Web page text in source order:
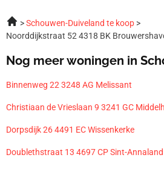
Schouwen-Duiveland te koop
Noorddijkstraat 52 4318 BK
Nog meer woningen in
Binnenweg 22 3248 AG Melissant
Christiaan de Vrieslaan 9 3241 GC
Dorpsdijk 26 4491 EC Wissenkerke
Doublethstraat 13 4697 CP Sint-Annaland